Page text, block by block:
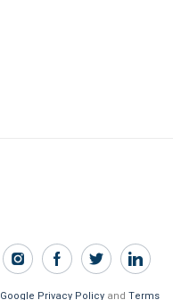
Google Privacy Policy and Terms